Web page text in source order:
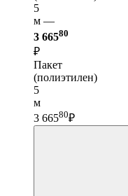
5
м —
3 66580
₽
Пакет
(полиэтилен)
5
м
3 66580₽